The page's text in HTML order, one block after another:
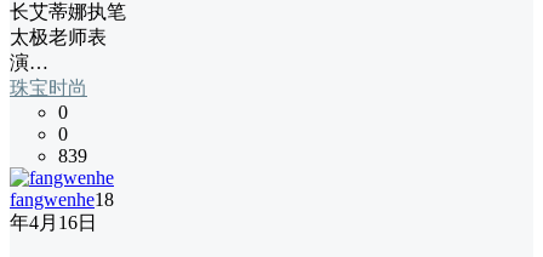
长艾蒂娜执笔
太极老师表
演…
珠宝时尚
0
0
839
fangwenhe18
年4月16日